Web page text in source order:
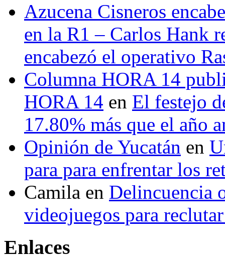
Azucena Cisneros
en la R1 – Carlos Hank
encabezó el operativo
Columna HORA 14
HORA 14 en El festejo
17.80% más que el año
Opinión de Yucatán en
para para enfrentar los
Camila en Delincuencia
videojuegos para
Enlaces